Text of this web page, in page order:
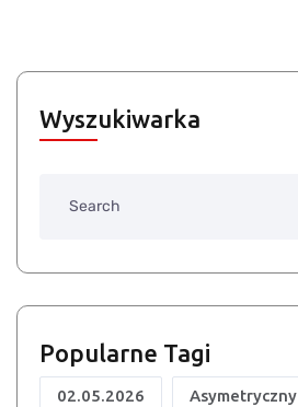
Wyszukiwarka
Popularne Tagi
02.05.2026 Asymetryczny